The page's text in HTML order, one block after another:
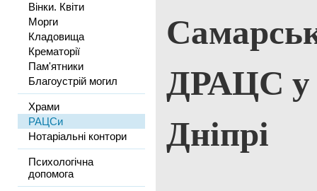
Вінки. Квіти
Морги
Кладовища
Крематорії
Пам'ятники
Благоустрій могил
Храми
РАЦСи
Нотаріальні контори
Психологічна
допомога
ДРАЦС у
Дніпрі